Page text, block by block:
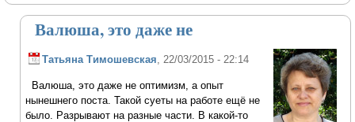
Валюша, это даже не
Татьяна Тимошевская, 22/03/2015 - 22:14
Валюша, это даже не оптимизм, а опыт
нынешнего поста. Такой суеты на работе ещё не
было. Разрывают на разные части. В какой-то